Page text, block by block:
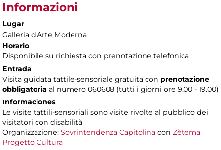
Informazioni
Lugar
Galleria d'Arte Moderna
Horario
Disponibile su richiesta con prenotazione telefonica
Entrada
Visita guidata tattile-sensoriale gratuita con prenotazione
obbligatoria al numero 060608 (tutti i giorni ore 9.00 - 19.00)
Informaciones
Le visite tattili-sensoriali sono visite rivolte al pubblico dei
visitatori con disabilità
Organizzazione: Sovrintendenza Capitolina con Zètema
Progetto Cultura